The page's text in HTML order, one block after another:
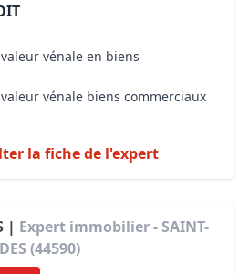
vénale en biens
vénale biens commerciaux
la fiche de l'expert
| Expert immobilier - SAINT-
(44590)